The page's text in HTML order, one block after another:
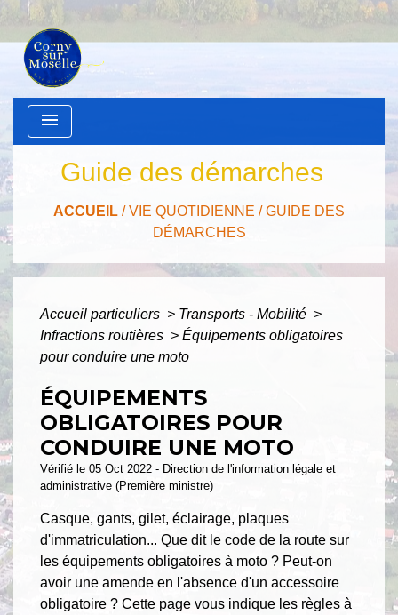
menu
Guide des démarches
ACCUEIL /VIE QUOTIDIENNE /GUIDE DES
DÉMARCHES
Accueil particuliers > Transports - Mobilité >
Infractions routières > Équipements obligatoires
pour conduire une moto
ÉQUIPEMENTS
OBLIGATOIRES POUR
CONDUIRE UNE MOTO
Vérifié le 05 Oct 2022 - Direction de l'information légale et
administrative (Première ministre)
Casque, gants, gilet, éclairage, plaques
d'immatriculation... Que dit le code de la route sur
les équipements obligatoires à moto ? Peut-on
avoir une amende en l'absence d'un accessoire
obligatoire ? Cette page vous indique les règles à